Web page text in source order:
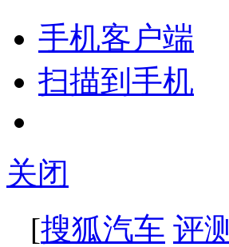
手机客户端
扫描到手机
关闭
[搜狐汽车 评测